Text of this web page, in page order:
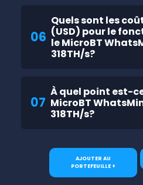
06
Quels sont les
(USD) pour le
le MicroBT
318TH/s?
07
À quel point est-
MicroBT
318TH/s?
AJOUTER AU
PORTEFEUILLE +